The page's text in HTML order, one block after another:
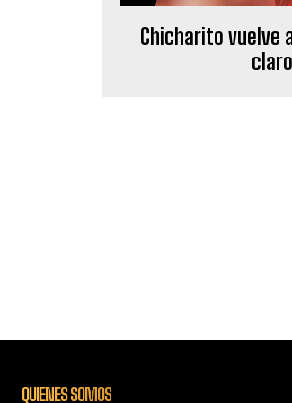
Chicharito vuelve
QUIENES SOMOS